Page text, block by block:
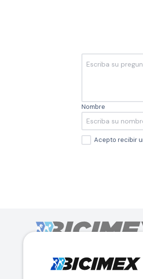
Nombre
Acepto recibir
Calle Lago Müritz No. 30 Col. Mariano